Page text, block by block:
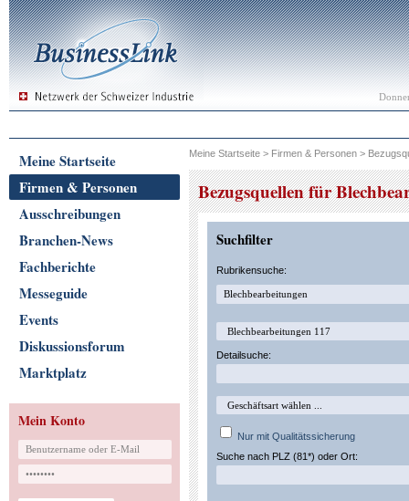
Meine Startseite
Firmen & Personen
Ausschreibungen
Branchen-News
Fachberichte
Messeguide
Events
Diskussionsforum
Marktplatz
Mein Konto
Meine Startseite > Firmen & Personen >
Bezugsquellen für
Suchfilter
Rubrikensuche:
Detailsuche:
Nur mit Qualitätssicherung
Suche nach PLZ (81*) oder Ort: